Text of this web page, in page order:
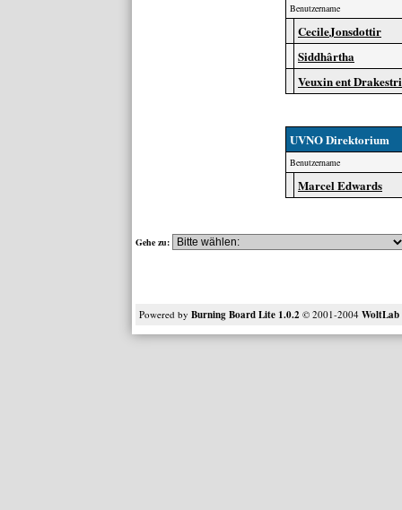
Benutzername
CecileJonsdottir
Siddhârtha
Veuxin ent
UVNO Direktorium
Benutzername
Marcel Edwards
Gehe zu:
Powered by Burning Board Lite 1.0.2 © 2001-2004 WoltLab